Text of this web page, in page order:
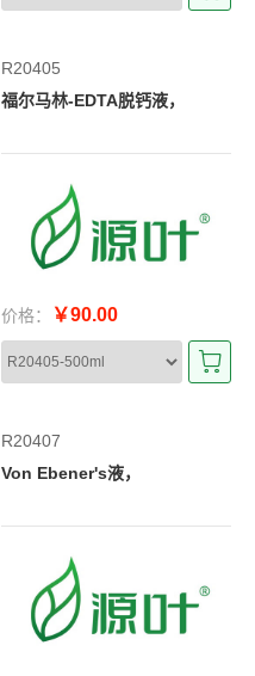
R20405
福尔马林-EDTA脱钙液，
价格： ￥90.00
R20407
Von Ebener's液，